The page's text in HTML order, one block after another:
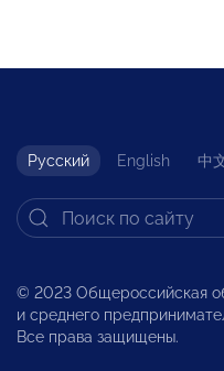
Русский English 中
© 2023 Общероссийская
и среднего
Все права защищены.